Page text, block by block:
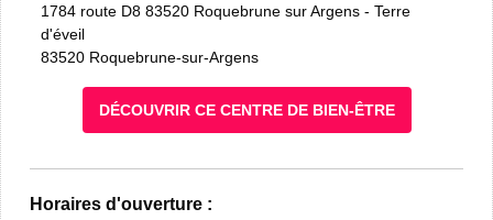
1784 route D8 83520 Roquebrune sur Argens - Terre
d'éveil
83520 Roquebrune-sur-Argens
DÉCOUVRIR CE CENTRE DE BIEN-ÊTRE
Horaires d'ouverture :